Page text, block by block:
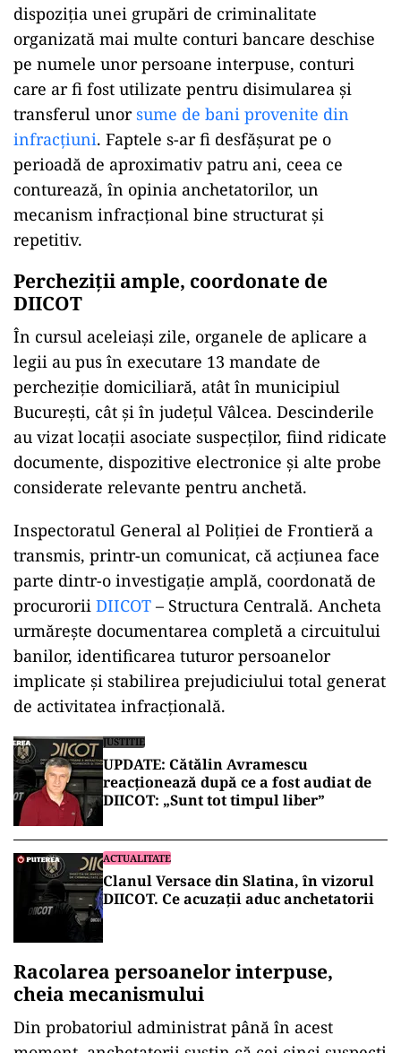
dispoziția unei grupări de criminalitate
organizată mai multe conturi bancare deschise
pe numele unor persoane interpuse, conturi
care ar fi fost utilizate pentru disimularea și
transferul unorsume de bani provenite din
infracțiuni. Faptele s-ar fi desfășurat pe o
perioadă de aproximativ patru ani, ceea ce
conturează, în opinia anchetatorilor, un
mecanism infracțional bine structurat și
repetitiv.
Percheziții ample, coordonate de
DIICOT
În cursul aceleiași zile, organele de aplicare a
legii au pus în executare 13 mandate de
percheziție domiciliară, atât în municipiul
București, cât și în județul Vâlcea. Descinderile
au vizat locații asociate suspecților, fiind ridicate
documente, dispozitive electronice și alte probe
considerate relevante pentru anchetă.
Inspectoratul General al Poliției de Frontieră a
transmis, printr-un comunicat, că acțiunea face
parte dintr-o investigație amplă, coordonată de
procurorii DIICOT – Structura Centrală. Ancheta
urmărește documentarea completă a circuitului
banilor, identificarea tuturor persoanelor
implicate și stabilirea prejudiciului total generat
de activitatea infracțională.
JUSTITIE
UPDATE: Cătălin Avramescu
reacționează după ce a fost audiat de
DIICOT: „Sunt tot timpul liber”
ACTUALITATE
Clanul Versace din Slatina, în vizorul
DIICOT. Ce acuzații aduc anchetatorii
Racolarea persoanelor interpuse,
cheia mecanismului
Din probatoriul administrat până în acest